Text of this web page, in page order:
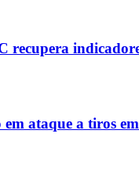
ataque a tiros